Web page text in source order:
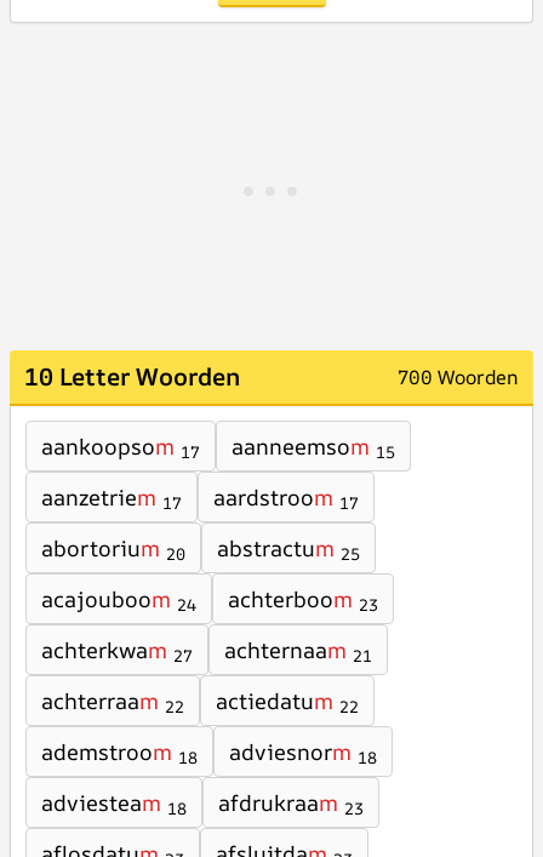
10 Letter Woorden 700 Woorden
aankoopsom 17 aanneemsom 15
aanzetriem 17 aardstroom 17
abortorium 20 abstractum 25
acajouboom 24 achterboom 23
achterkwam 27 achternaam 21
achterraam 22 actiedatum 22
ademstroom 18 adviesnorm 18
adviesteam 18 afdrukraam 23